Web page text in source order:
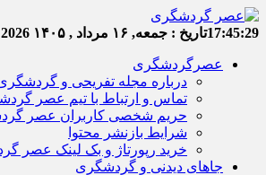
17:45:29تاریخ : جمعه, ۱۶ مرداد , ۱۴۰۵
عصرگردشگری
درباره مجله تفریحی و
تماس و ارتباط با تیم عصر
حریم شخصی کاربران عصر
شرایط بازنشر محتوا
خرید رپورتاژ و بک لینک عصر
جاهای دیدنی و گردشگری